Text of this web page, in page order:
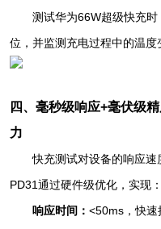
测试华为66W超级快充
位，并监测充电过程中的温度
四、毫秒级响应+毫伏级
力
快充测试对设备的响应
PD31通过硬件级优化，实现：
响应时间： <50ms，快速